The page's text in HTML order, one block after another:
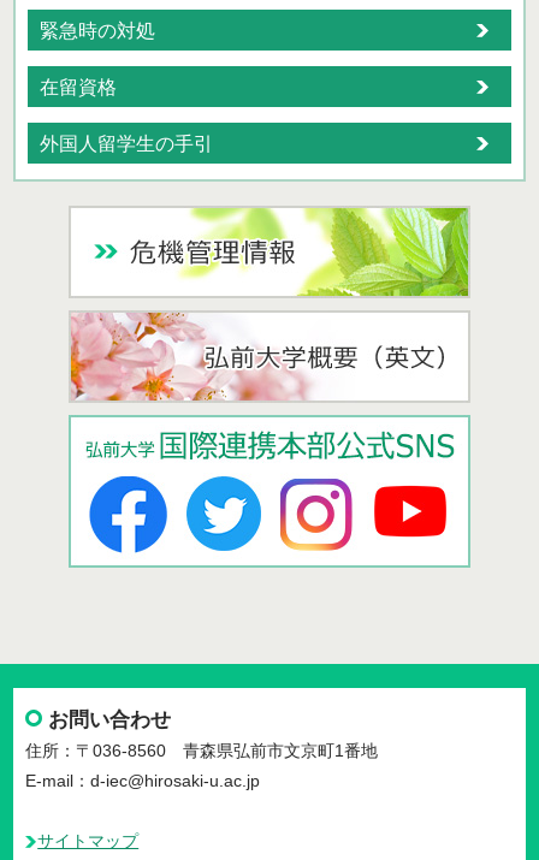
緊急時の対処
在留資格
外国人留学生の手引
お問い合わせ
住所：〒036-8560 青森県弘前市文京町1番地
E-mail：d-iec@hirosaki-u.ac.jp
サイトマップ